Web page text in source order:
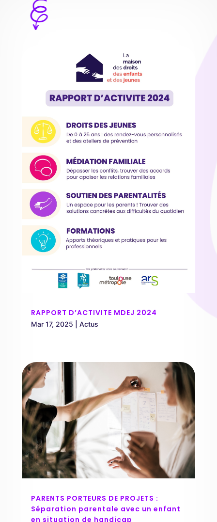
RAPPORT D’ACTIVITE MDEJ 2024
Mar 17, 2025 Actus
PARENTS PORTEURS DE PROJETS :
Séparation parentale avec un enfant
en situation de handicap